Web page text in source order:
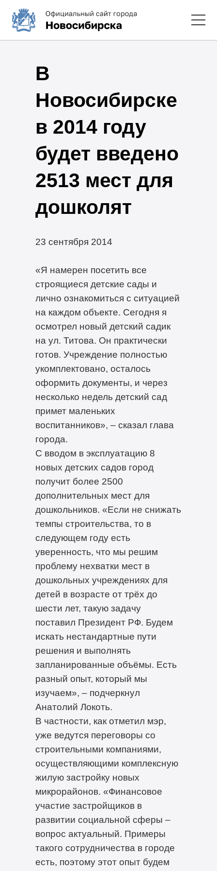
В
Новосибирске
в 2014 году
будет введено
2513 мест для
дошколят
23 сентября 2014
«Я намерен посетить все
строящиеся детские сады и
лично ознакомиться с ситуацией
на каждом объекте. Сегодня я
осмотрел новый детский садик
на ул. Титова. Он практически
готов. Учреждение полностью
укомплектовано, осталось
оформить документы, и через
несколько недель детский сад
примет маленьких
воспитанников», – сказал глава
города.
С вводом в эксплуатацию 8
новых детских садов город
получит более 2500
дополнительных мест для
дошкольников. «Если не снижать
темпы строительства, то в
следующем году есть
уверенность, что мы решим
проблему нехватки мест в
дошкольных учреждениях для
детей в возрасте от трёх до
шести лет, такую задачу
поставил Президент РФ. Будем
искать нестандартные пути
решения и выполнять
запланированные объёмы. Есть
разный опыт, который мы
изучаем», – подчеркнул
Анатолий Локоть.
В частности, как отметил мэр,
уже ведутся переговоры со
строительными компаниями,
осуществляющими комплексную
жилую застройку новых
микрорайонов. «Финансовое
участие застройщиков в
развитии социальной сферы –
вопрос актуальный. Примеры
такого сотрудничества в городе
есть, поэтому этот опыт будем